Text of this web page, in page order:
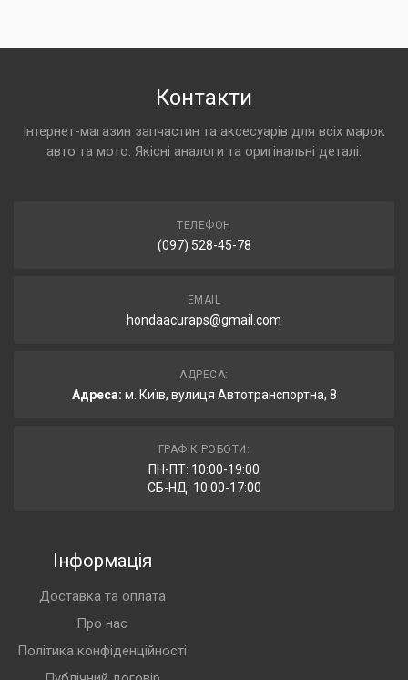
Контакти
Інтернет-магазин запчастин та аксесуарів для всіх марок
авто та мото. Якісні аналоги та оригінальні деталі.
ТЕЛЕФОН
(097) 528-45-78
EMAIL
hondaacuraps@gmail.com
АДРЕСА:
Адреса: м. Київ, вулиця Автотранспортна, 8
ГРАФІК РОБОТИ:
ПН-ПТ: 10:00-19:00
СБ-НД: 10:00-17:00
Інформація
Доставка та оплата
Про нас
Політика конфіденційності